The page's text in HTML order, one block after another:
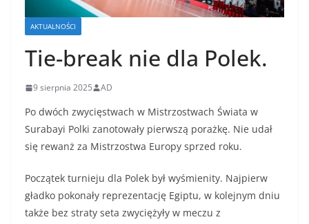
AKTUALNOŚCI
Tie-break nie dla Polek.
9 sierpnia 2025 AD
Po dwóch zwycięstwach w Mistrzostwach Świata w
Surabayi Polki zanotowały pierwszą porażkę. Nie udał
się rewanż za Mistrzostwa Europy sprzed roku.
Początek turnieju dla Polek był wyśmienity. Najpierw
gładko pokonały reprezentację Egiptu, w kolejnym dniu
także bez straty seta zwyciężyły w meczu z